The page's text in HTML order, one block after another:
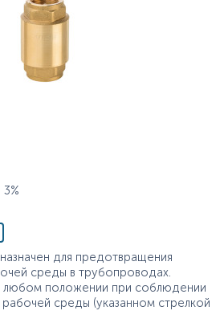
3%
для предотвращения
среды в трубопроводах.
любом положении при соблюдении
среды (указанном стрелкой